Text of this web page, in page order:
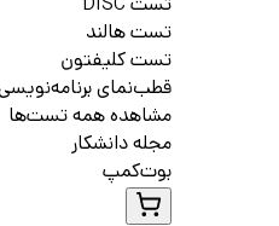
تست DISC
تست هالند
تست کلیفتون
قطب‌نمای
مشاهده همه تست‌ها
مجله دانشکار
بوت‌کمپ